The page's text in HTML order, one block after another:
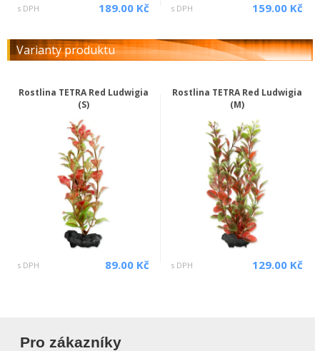
s DPH 189.00 Kč s DPH 159.00 Kč
Varianty produktu
Rostlina TETRA Red Ludwigia
(S)
s DPH 89.00 Kč
Rostlina TETRA Red Ludwigia
(M)
s DPH 129.00 Kč
Pro zákazníky